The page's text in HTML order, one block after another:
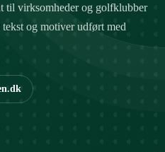
til virksomheder og golfklubber
og motiver udført med